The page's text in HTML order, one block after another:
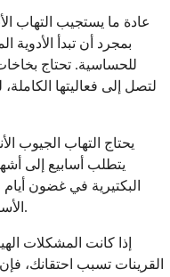
عادة ما يستجيب التهاب
بمجرد أن تبدأ الأدوية
للحساسية. تحتاج
لتصل إلى فعاليتها
يحتاج التهاب الجيوب
يتطلب أسابيع إلى
البكتيرية في غضون
الأساسي يحتاج إلى وقت أطول ليستقر تمامًا.
إذا كانت المشكلات
القرينات تسبب احتقانك،